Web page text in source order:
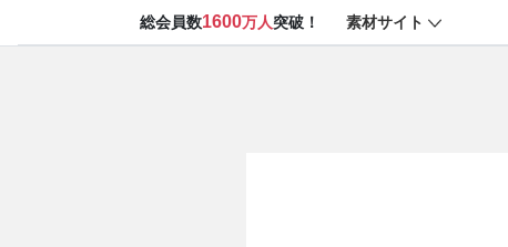
総会員数1600万人突破！ 素材サイト